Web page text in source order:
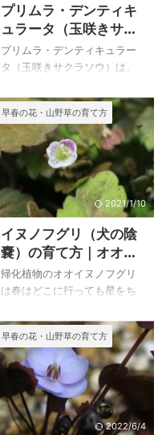
プリムラ・デンティキ
ュラータ（玉咲きサク
ラソウ）の育て方
プリムラ・デンティキュラー
タ（玉咲きサクラソウ）は、
ものです。アオバナタマザキ
サクラソウと名前がついてい
たのですが、下記のように
様々な色の花が咲きました。
ヒマラヤの１５００～４５０
０mに自生しているということ
ですから、かなり高山のプリ
ムラですが様々な色の花が出
回ていますが、育てやすいよ
うに栽培したものなのでしょ
うか。園芸店にもかなり出回
っています。 わが家も種から
たくさん育っていろいろな色
の花が咲きましたが、育てや
すかったのは苗が若いうち
で、大株になる ...
早春の花・山野草の育て方
2021/1/10
イヌノフグリ（犬の陰
嚢）の育て方｜オオイ
ヌノフグリ（大犬の陰
嚢）との違い
帰化植物のオオイヌノフグリ
は春はどこに行っても星をち
びて咲いていますが、イヌノ
フグリは見かけることが無く
なりました。 オオイヌノフグ
リほど目立つ植物ではありま
せんが、雑草として扱われて
いた在来種のイヌノフグリが
わずかに山間地で残っている
早春の花・山野草の育て方
2022/6/4